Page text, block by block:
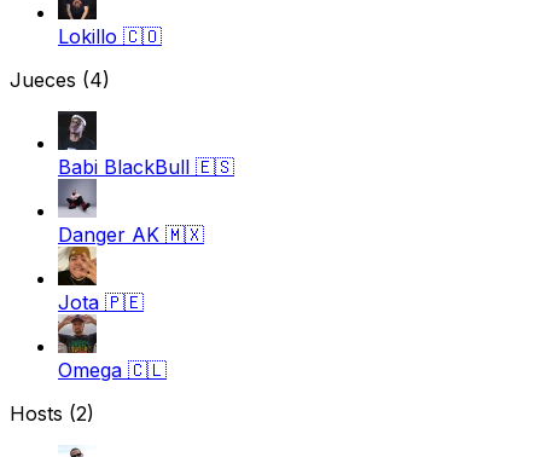
Lokillo 🇨🇴
Jueces (4)
Babi BlackBull 🇪🇸
Danger AK 🇲🇽
Jota 🇵🇪
Omega 🇨🇱
Hosts (2)